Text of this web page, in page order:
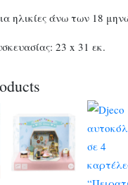
ηλικίες άνω των 18
23 x 31 εκ.